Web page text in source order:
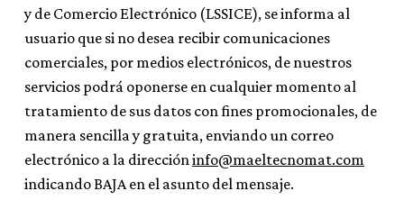
y de Comercio Electrónico (LSSICE), se informa al
usuario que si no desea recibir comunicaciones
comerciales, por medios electrónicos, de nuestros
servicios podrá oponerse en cualquier momento al
tratamiento de sus datos con fines promocionales, de
manera sencilla y gratuita, enviando un correo
electrónico a la direccióninfo@maeltecnomat.com
indicando BAJA en el asunto del mensaje.